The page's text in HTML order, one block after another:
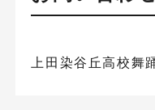
上田染谷丘高校